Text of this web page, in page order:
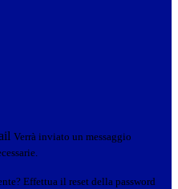
Verrà inviato un messaggio
Effettua il reset della password